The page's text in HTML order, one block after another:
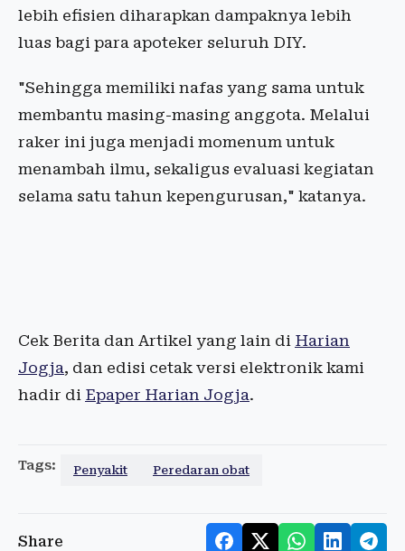
lebih efisien diharapkan dampaknya lebih
luas bagi para apoteker seluruh DIY.
"Sehingga memiliki nafas yang sama untuk
membantu masing-masing anggota. Melalui
raker ini juga menjadi momenum untuk
menambah ilmu, sekaligus evaluasi kegiatan
selama satu tahun kepengurusan," katanya.
Cek Berita dan Artikel yang lain di Harian
Jogja, dan edisi cetak versi elektronik kami
hadir di Epaper Harian Jogja.
Tags: Penyakit Peredaran obat
Share